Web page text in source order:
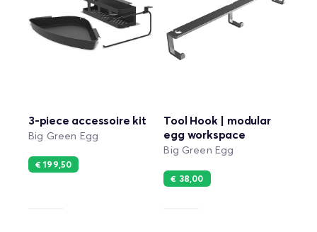
3-piece accessoire kit
Big Green Egg
€ 199,50
Tool Hook | modular
egg workspace
Big Green Egg
€ 38,00